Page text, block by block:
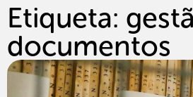
Etiqueta:
documentos